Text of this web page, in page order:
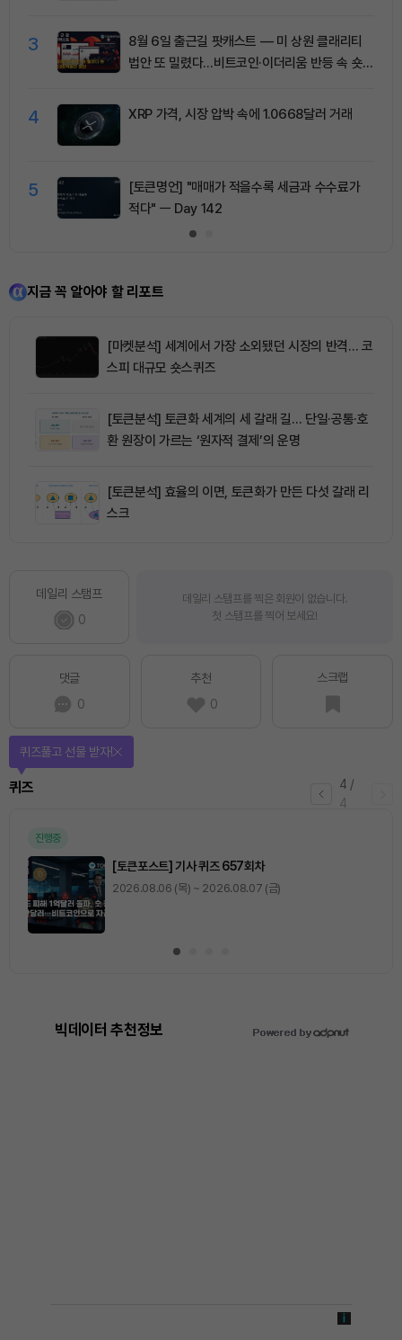
3
8월 6일 출근길 팟캐스트 — 미 상원 클래리티
법안 또 밀렸다…비트코인·이더리움 반등 속 숏
4 XRP 가격, 시장 압박 속에 1.0668달러 거래
5
[토큰명언] "매매가 적을수록 세금과 수수료가
적다" ㅡ Day 142
지금 꼭 알아야 할 리포트
[마켓분석] 세계에서 가장 소외됐던 시장의 반격… 코
스피 대규모 숏스퀴즈
[토큰분석] 토큰화 세계의 세 갈래 길… 단일·공통·호
환 원장이 가르는 ‘원자적 결제’의 운명
[토큰분석] 효율의 이면, 토큰화가 만든 다섯 갈래 리
스크
데일리 스탬프
0
데일리 스탬프를 찍은 회원이 없습니다.
첫 스탬프를 찍어 보세요!
댓글
0
추천
0
스크랩
4 /
4
퀴즈
퀴즈풀고 선물 받자!
진행중
[토큰포스트] 기사 퀴즈 657회차
2026.08.06 (목) ~ 2026.08.07 (금)
빅데이터 추천정보